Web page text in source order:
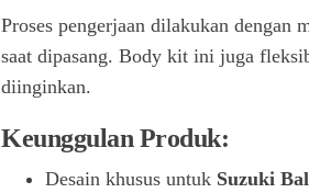
Proses pengerjaan dilakukan dengan
saat dipasang. Body kit ini juga
diinginkan.
Keunggulan Produk:
Desain khusus untuk Suzuki